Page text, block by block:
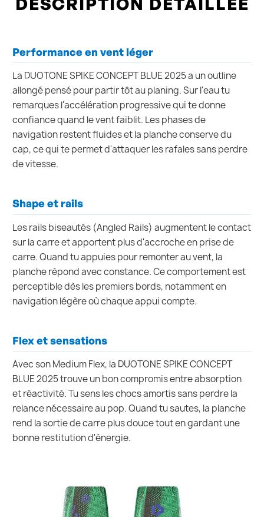
Performance en vent léger
La DUOTONE SPIKE CONCEPT BLUE 2025 a un outline
allongé pensé pour partir tôt au planing. Sur l'eau tu
remarques l'accélération progressive qui te donne
confiance quand le vent faiblit. Les phases de
navigation restent fluides et la planche conserve du
cap, ce qui te permet d'attaquer les rafales sans perdre
de vitesse.
Shape et rails
Les rails biseautés (Angled Rails) augmentent le contact
sur la carre et apportent plus d'accroche en prise de
carre. Quand tu appuies pour remonter au vent, la
planche répond avec constance. Ce comportement est
perceptible dès les premiers bords, notamment en
navigation légère où chaque appui compte.
Flex et sensations
Avec son Medium Flex, la DUOTONE SPIKE CONCEPT
BLUE 2025 trouve un bon compromis entre absorption
et réactivité. Tu sens les chocs amortis sans perdre la
relance nécessaire au pop. Quand tu sautes, la planche
rend la sortie de carre plus douce tout en gardant une
bonne restitution d'énergie.